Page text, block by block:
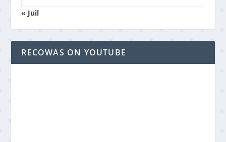
« Juil
RECOWAS ON YOUTUBE